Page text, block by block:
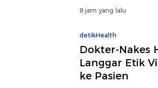
8 jam yang lalu
detikHealth
Dokter-Nakes
Langgar Etik
ke Pasien